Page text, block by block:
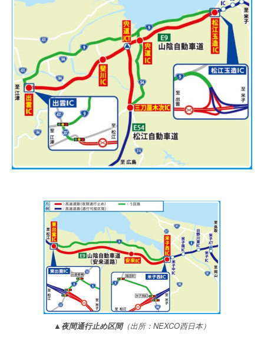
▲夜間通行止め区間（出所：NEXCO西日本）